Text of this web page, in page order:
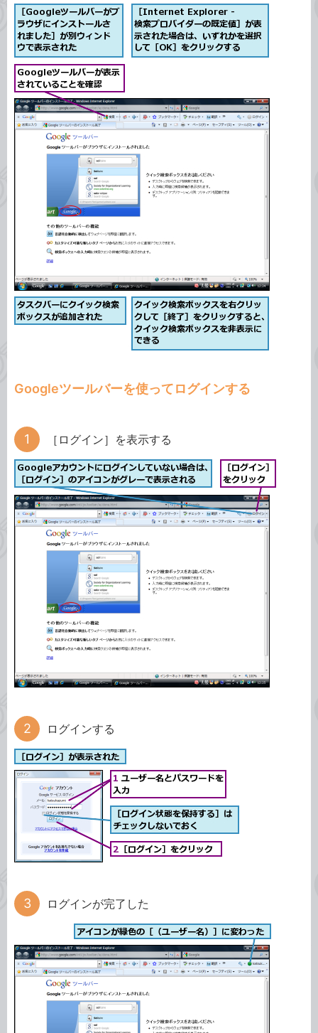
Googleツールバーを使ってログインする
［ログイン］を表示する
ログインする
ログインが完了した